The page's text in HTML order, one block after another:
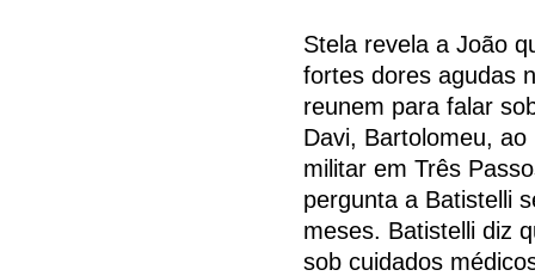
Stela revela a João
fortes dores agudas
reunem para falar
Davi, Bartolomeu,
militar em Três
pergunta a Batistelli
meses. Batistelli diz
sob cuidados